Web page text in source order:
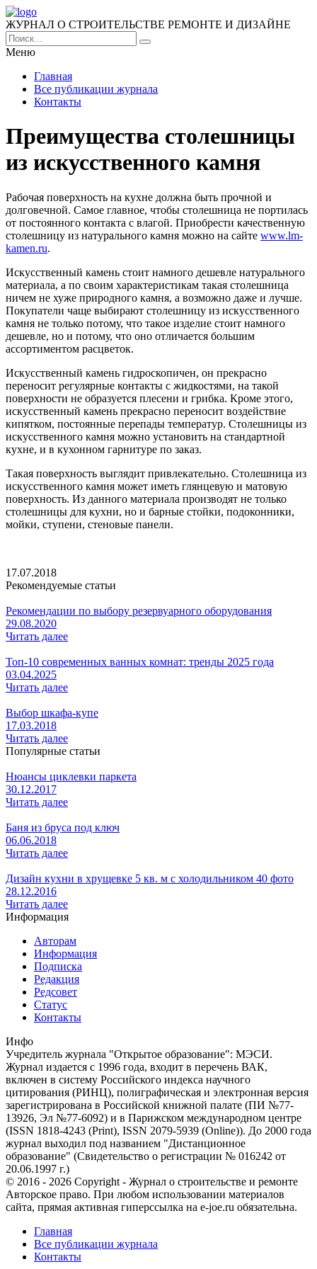
ЖУРНАЛ О СТРОИТЕЛЬСТВЕ РЕМОНТЕ И ДИЗАЙНЕ
Меню
Главная
Все публикации журнала
Контакты
Преимущества столешницы
из искусственного камня
Рабочая поверхность на кухне должна быть прочной и
долговечной. Самое главное, чтобы столешница не портилась
от постоянного контакта с влагой. Приобрести качественную
столешницу из натурального камня можно на сайте www.lm-
kamen.ru.
Искусственный камень стоит намного дешевле натурального
материала, а по своим характеристикам такая столешница
ничем не хуже природного камня, а возможно даже и лучше.
Покупатели чаще выбирают столешницу из искусственного
камня не только потому, что такое изделие стоит намного
дешевле, но и потому, что оно отличается большим
ассортиментом расцветок.
Искусственный камень гидроскопичен, он прекрасно
переносит регулярные контакты с жидкостями, на такой
поверхности не образуется плесени и грибка. Кроме этого,
искусственный камень прекрасно переносит воздействие
кипятком, постоянные перепады температур. Столешницы из
искусственного камня можно установить на стандартной
кухне, и в кухонном гарнитуре по заказ.
Такая поверхность выглядит привлекательно. Столешница из
искусственного камня может иметь глянцевую и матовую
поверхность. Из данного материала производят не только
столешницы для кухни, но и барные стойки, подоконники,
мойки, ступени, стеновые панели.
17.07.2018
Рекомендуемые статьи
Рекомендации по выбору резервуарного оборудования
29.08.2020
Читать далее
Топ-10 современных ванных комнат: тренды 2025 года
03.04.2025
Читать далее
Выбор шкафа-купе
17.03.2018
Читать далее
Популярные статьи
Нюансы циклевки паркета
30.12.2017
Читать далее
Баня из бруса под ключ
06.06.2018
Читать далее
Дизайн кухни в хрущевке 5 кв. м с холодильником 40 фото
28.12.2016
Читать далее
Информация
Авторам
Информация
Подписка
Редакция
Редсовет
Статус
Контакты
Инфо
Учредитель журнала "Открытое образование": МЭСИ.
Журнал издается с 1996 года, входит в перечень ВАК,
включен в систему Российского индекса научного
цитирования (РИНЦ), полиграфическая и электронная версия
зарегистрирована в Российской книжной палате (ПИ №77-
13926, Эл №77-6092) и в Парижском международном центре
(ISSN 1818-4243 (Print), ISSN 2079-5939 (Online)). До 2000 года
журнал выходил под названием "Дистанционное
образование" (Свидетельство о регистрации № 016242 от
20.06.1997 г.)
© 2016 - 2026 Copyright - Журнал о строительстве и ремонте
Авторское право. При любом использовании материалов
сайта, прямая активная гиперссылка на e-joe.ru обязательна.
Главная
Все публикации журнала
Контакты